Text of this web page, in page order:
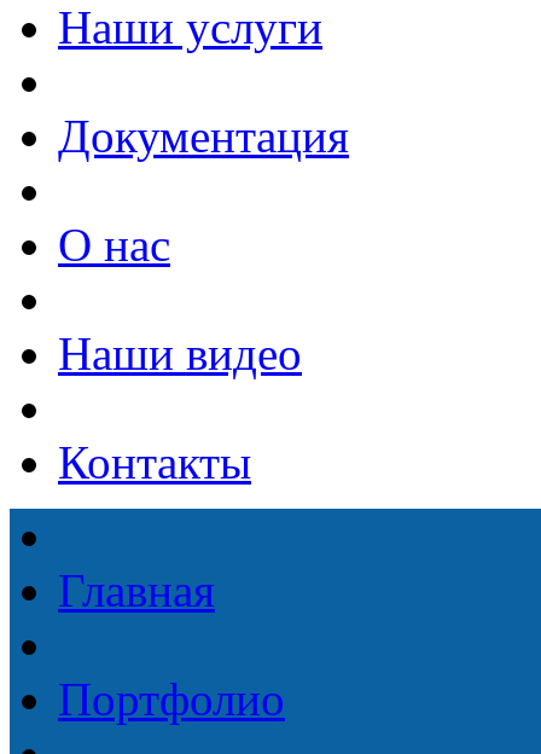
Наши услуги
Документация
О нас
Наши видео
Контакты
Главная
Портфолио